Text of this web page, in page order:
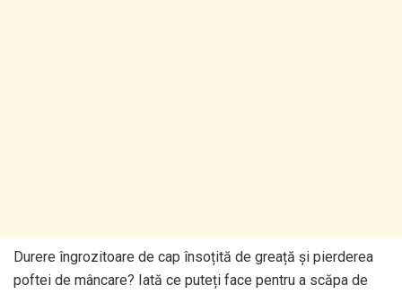
Durere îngrozitoare de cap însoțită de greață și pierderea
poftei de mâncare? Iată ce puteți face pentru a scăpa de